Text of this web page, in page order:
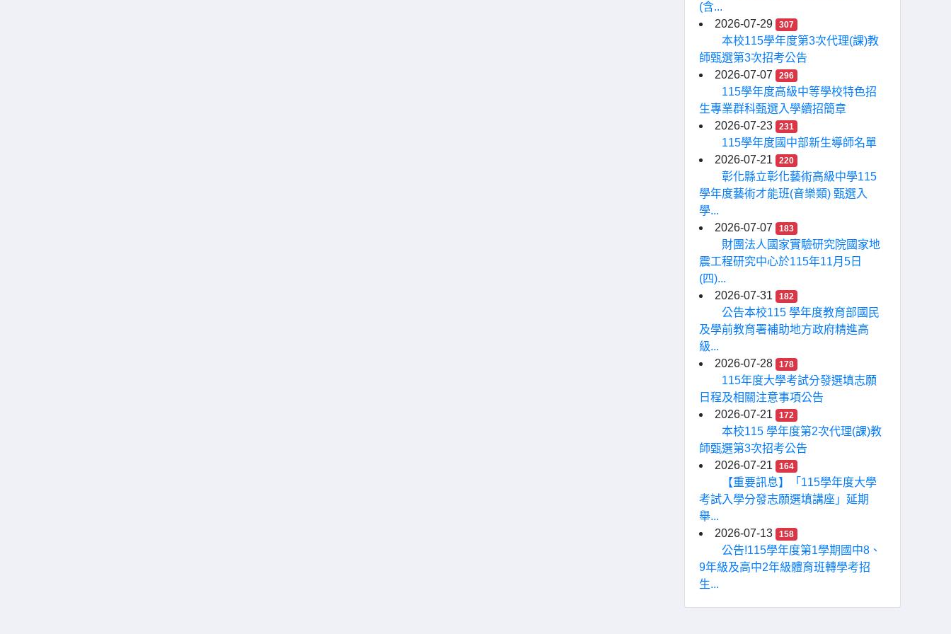
(含...
2026-07-29
307
本校115學年度第3次代理(課)教
師甄選第3次招考公告
2026-07-07
296
115學年度高級中等學校特色招
生專業群科甄選入學續招簡章
2026-07-23
231
115學年度國中部新生導師名單
2026-07-21
220
彰化縣立彰化藝術高級中學115
學年度藝術才能班(音樂類) 甄選入
學...
2026-07-07
183
財團法人國家實驗研究院國家地
震工程研究中心於115年11月5日
(四)...
2026-07-31
182
公告本校115 學年度教育部國民
及學前教育署補助地方政府精進高
級...
2026-07-28
178
115年度大學考試分發選填志願
日程及相關注意事項公告
2026-07-21
172
本校115 學年度第2次代理(課)教
師甄選第3次招考公告
2026-07-21
164
【重要訊息】「115學年度大學
考試入學分發志願選填講座」延期
舉...
2026-07-13
158
公告!115學年度第1學期國中8、
9年級及高中2年級體育班轉學考招
生...